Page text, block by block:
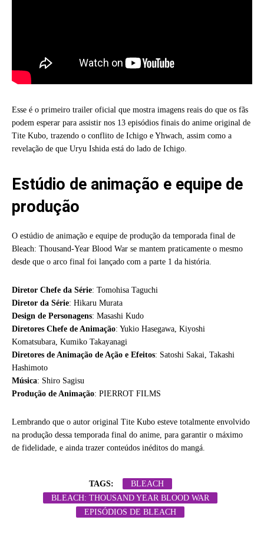
Esse é o primeiro trailer oficial que mostra imagens reais do que os fãs
podem esperar para assistir nos 13 episódios finais do anime original de
Tite Kubo, trazendo o conflito de Ichigo e Yhwach, assim como a
revelação de que Uryu Ishida está do lado de Ichigo.
Estúdio de animação e equipe de
produção
O estúdio de animação e equipe de produção da temporada final de
Bleach: Thousand-Year Blood War se mantem praticamente o mesmo
desde que o arco final foi lançado com a parte 1 da história.
Diretor Chefe da Série: Tomohisa Taguchi
Diretor da Série: Hikaru Murata
Design de Personagens: Masashi Kudo
Diretores Chefe de Animação: Yukio Hasegawa, Kiyoshi
Komatsubara, Kumiko Takayanagi
Diretores de Animação de Ação e Efeitos: Satoshi Sakai, Takashi
Hashimoto
Música: Shiro Sagisu
Produção de Animação: PIERROT FILMS
Lembrando que o autor original Tite Kubo esteve totalmente envolvido
na produção dessa temporada final do anime, para garantir o máximo
de fidelidade, e ainda trazer conteúdos inéditos do mangá.
TAGS:
BLEACH
BLEACH: THOUSAND YEAR BLOOD WAR
EPISÓDIOS DE BLEACH